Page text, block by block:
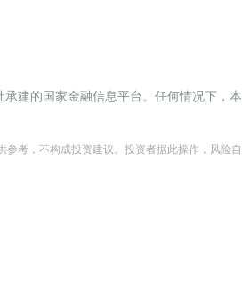
建的国家金融信息平台。任何情况下，
参考，不构成投资建议。投资者据此操作，风险自